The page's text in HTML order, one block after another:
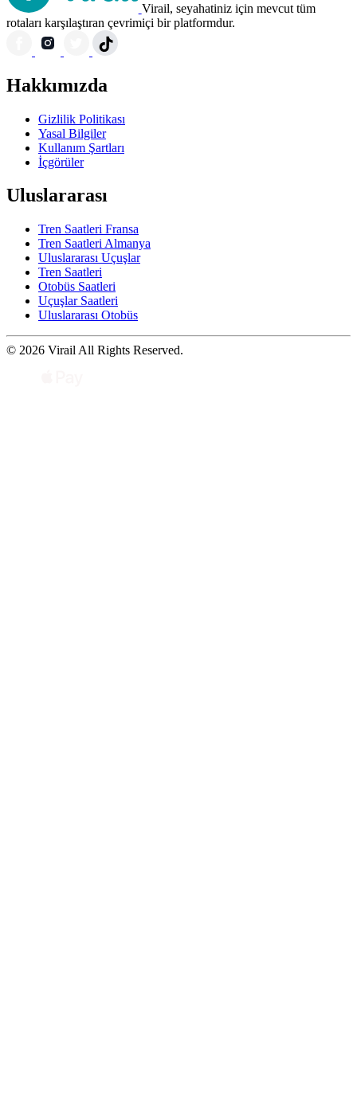
Virail, seyahatiniz için mevcut tüm
rotaları karşılaştıran çevrimiçi bir platformdur.
Hakkımızda
Gizlilik Politikası
Yasal Bilgiler
Kullanım Şartları
İçgörüler
Uluslararası
Tren Saatleri Fransa
Tren Saatleri Almanya
Uluslararası Uçuşlar
Tren Saatleri
Otobüs Saatleri
Uçuşlar Saatleri
Uluslararası Otobüs
© 2026 Virail All Rights Reserved.